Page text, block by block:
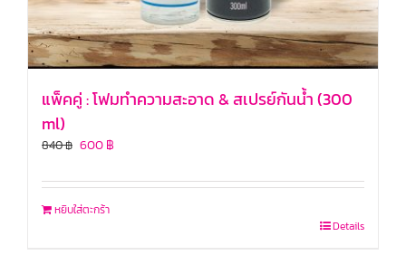
แพ็คคู่ : โฟมทำความสะอาด & สเปรย์กันน้ำ (300
ml)
840฿ 600฿
หยิบใส่ตะกร้า
Details